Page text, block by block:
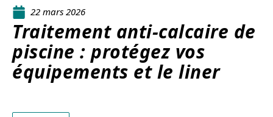
22 mars 2026
Traitement anti-calcaire de
piscine : protégez vos
équipements et le liner